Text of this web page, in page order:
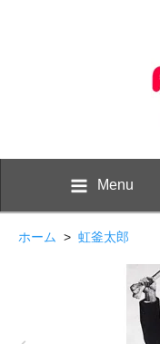
Menu
ホーム > 虹釜太郎